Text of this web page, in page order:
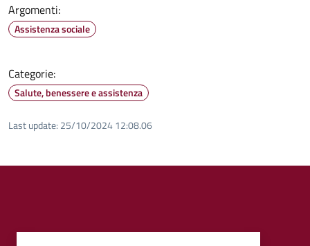
Argomenti:
Assistenza sociale
Categorie:
Salute, benessere e assistenza
Last update: 25/10/2024 12:08.06